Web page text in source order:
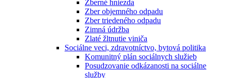
Zberné hniezda
Zber objemného odpadu
Zber triedeného odpadu
Zimná údržba
Zlaté žltnutie viniča
Sociálne veci, zdravotníctvo, bytová politika
Komunitný plán sociálnych služieb
Posudzovanie odkázanosti na sociálne
služby